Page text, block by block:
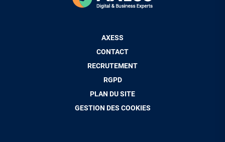
AXESS
CONTACT
RECRUTEMENT
RGPD
PLAN DU SITE
GESTION DES COOKIES